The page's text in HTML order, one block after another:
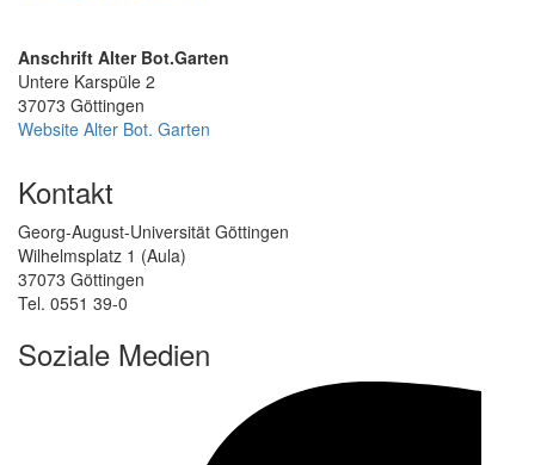
Anschrift Alter Bot.Garten
Untere Karspüle 2
37073 Göttingen
Website Alter Bot. Garten
Kontakt
Georg-August-Universität Göttingen
Wilhelmsplatz 1 (Aula)
37073 Göttingen
Tel. 0551 39-0
Soziale Medien